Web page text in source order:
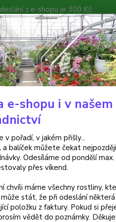
z e-shopu je 300 Kč.
týdnu po přijetí
Hledat
Albus)
Alpinus Albus)
cm.
e-shopu i v našem
v pořadí, v jakém přišly...
balíček můžete čekat
Odesíláme od pondělí
přes víkend.
chvíli máme všechny rostliny,
stát, že při odeslání některá
položku z faktury. Pokud si
vědět do poznámky.